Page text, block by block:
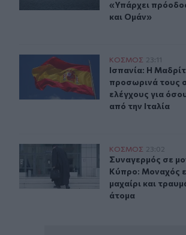
«Υπάρχει
και Ομάν»
Ισπανία: Η Μαδρίτη επαναφέρει
ΚΟΣΜΟΣ 23:11
Ισπανία: Η
Ισπανία: Η
προσωρινά τους
ελέγχους για
από την Ιταλία
Συναγερμός σε μοναστήρι στην
ΚΟΣΜΟΣ 23:02
Συναγερμός σε
Συναγερμός σε
Κύπρο: Μοναχός
μαχαίρι και
άτομα